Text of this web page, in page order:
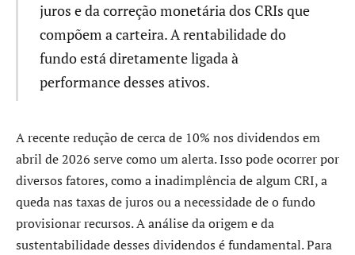
juros e da correção monetária dos CRIs que
compõem a carteira. A rentabilidade do
fundo está diretamente ligada à
performance desses ativos.
A recente redução de cerca de 10% nos dividendos em
abril de 2026 serve como um alerta. Isso pode ocorrer por
diversos fatores, como a inadimplência de algum CRI, a
queda nas taxas de juros ou a necessidade de o fundo
provisionar recursos. A análise da origem e da
sustentabilidade desses dividendos é fundamental. Para